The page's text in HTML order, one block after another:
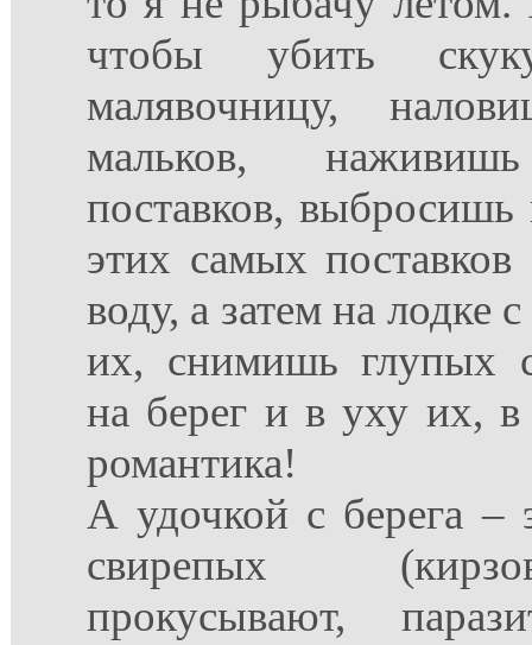
чтобы убить
малявочницу,
мальков,
поставков, выбросишь
этих самых
воду, а затем на лодке
их, снимишь глупых
на берег и в уху их,
романтика!
А удочкой с берега –
свирепых
прокусывают,